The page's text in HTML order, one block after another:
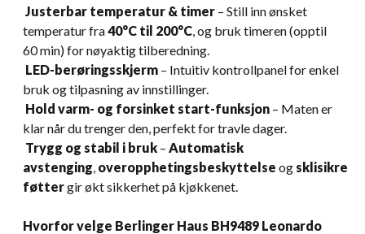
Justerbar temperatur & timer – Still inn ønsket
temperatur fra40°C til 200°C , og bruk timeren (opptil
60 min) for nøyaktig tilberedning.
LED-berøringsskjerm – Intuitiv kontrollpanel for enkel
bruk og tilpasning av innstillinger.
Hold varm- og forsinket start-funksjon – Maten er
klar når du trenger den, perfekt for travle dager.
Trygg og stabil i bruk – Automatisk
avstenging overopphetingsbeskyttelse og sklisikre
føttergir økt sikkerhet på kjøkkenet.
Hvorfor velge Berlinger Haus BH9489 Leonardo